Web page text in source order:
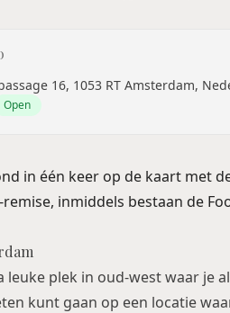
16, 1053 RT Amsterdam,
Open
in één keer op de kaart met
inmiddels bestaan de
leuke plek in oud-west waar je
kunt gaan op een locatie